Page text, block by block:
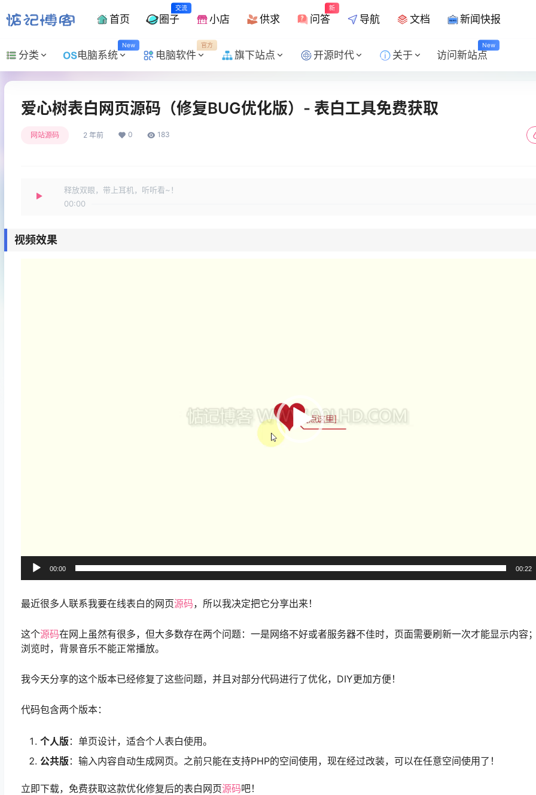
首页
交流
圈子 小店 供求
新
问答 导航 文档 新闻快报
分类
New
电脑系统
官方
电脑软件 旗下站点 开源时代 关于
New
访问新站点
爱心树表白网页源码（修复BUG优化版）- 表白工具免费获取
网站源码 2 年前 0 183
释放双眼，带上耳机，听听看~！
00:00
视频效果
00:00 00:22
最近很多人联系我要在线表白的网页源码，所以我决定把它分享出来！
这个源码在网上虽然有很多，但大多数存在两个问题：一是网络不好或者服务器不佳时，页面需要刷新一次才能显示内容
浏览时，背景音乐不能正常播放。
我今天分享的这个版本已经修复了这些问题，并且对部分代码进行了优化，DIY更加方便！
代码包含两个版本：
个人版：单页设计，适合个人表白使用。
公共版：输入内容自动生成网页。之前只能在支持PHP的空间使用，现在经过改装，可以在任意空间使用了！
立即下载，免费获取这款优化修复后的表白网页源码吧！